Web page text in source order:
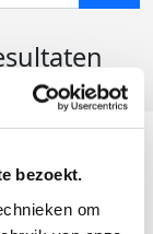
bezoekt.
om